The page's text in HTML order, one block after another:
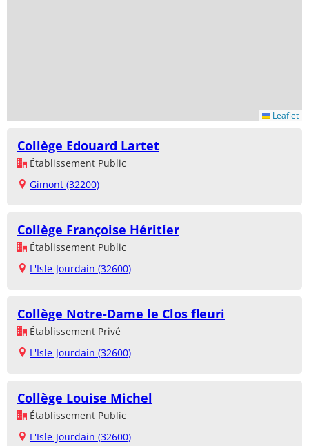
Leaflet
Collège Edouard Lartet
Établissement Public
Gimont (32200)
Collège Françoise Héritier
Établissement Public
L'Isle-Jourdain (32600)
Collège Notre-Dame le Clos fleuri
Établissement Privé
L'Isle-Jourdain (32600)
Collège Louise Michel
Établissement Public
L'Isle-Jourdain (32600)